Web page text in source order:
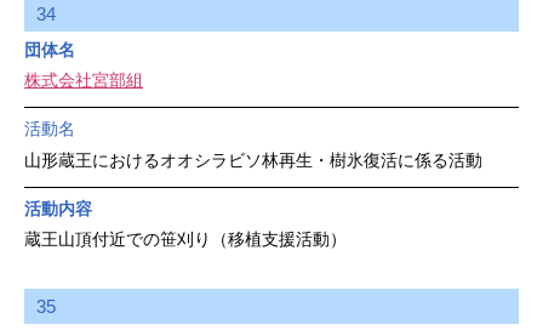
34
団体名
株式会社宮部組
活動名
山形蔵王におけるオオシラビソ林再生・樹氷復活に係る活動
活動内容
蔵王山頂付近での笹刈り（移植支援活動）
35